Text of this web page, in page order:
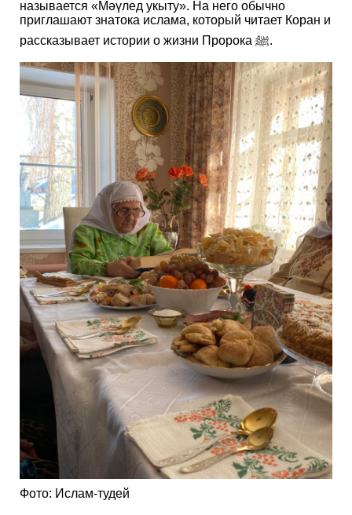
называется «Мәүлед укыту». На него обычно
приглашают знатока ислама, который читает Коран и
рассказывает истории о жизни Пророка ﷺ.
Фото: Ислам-тудей